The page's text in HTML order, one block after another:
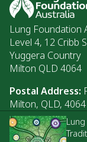
Lung Foundation
Level 4, 12 Cribb
Yuggera Country
Milton QLD 4064
Postal Address:
Milton, QLD, 4064